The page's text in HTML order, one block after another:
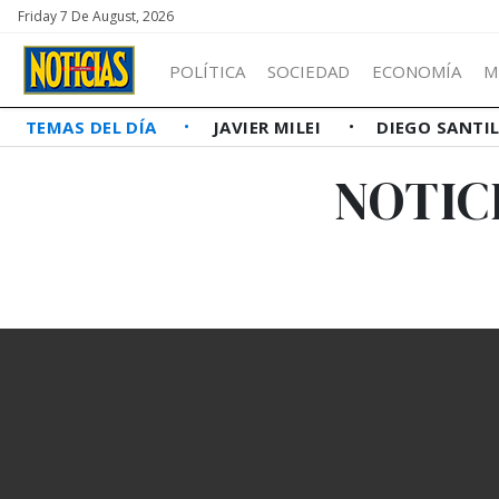
Friday 7 De August, 2026
POLÍTICA SOCIEDAD ECONOMÍA
TEMAS DEL DÍA JAVIER MILEI DIEGO